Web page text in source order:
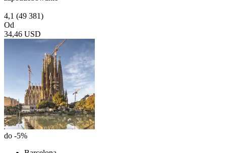
4,1 (49 381)
Od
34,46 USD
do -5%